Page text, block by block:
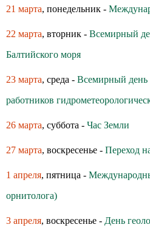
21 марта, понедельник -
22 марта, вторник - Всемирный
Балтийского моря
23 марта, среда - Всемирный день
работников
26 марта, суббота - Час Земли
27 марта, воскресенье - Переход
1 апреля, пятница -
орнитолога)
3 апреля, воскресенье - День